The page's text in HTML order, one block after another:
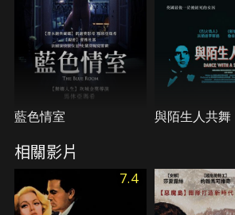
藍色情室 與陌生人共舞
相關影片
7.4